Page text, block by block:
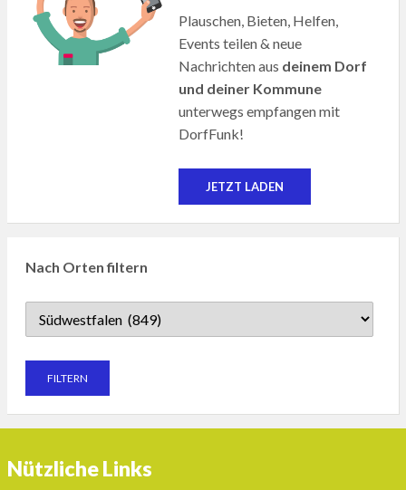
Plauschen, Bieten, Helfen,
Events teilen & neue
Nachrichten aus deinem Dorf
und deiner Kommune
unterwegs empfangen mit
DorfFunk!
JETZT LADEN
Nach Orten filtern
Nützliche Links